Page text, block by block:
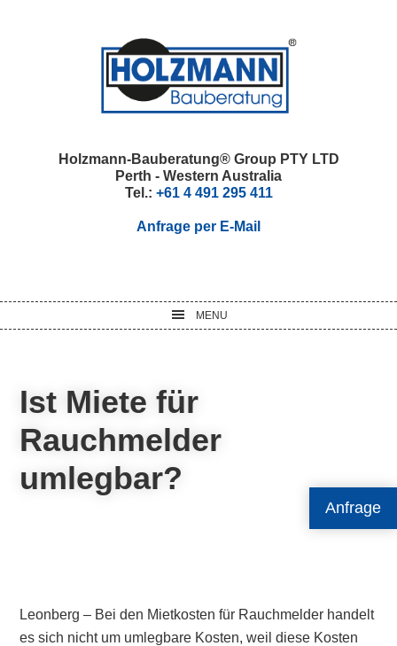
Anfrage
Holzmann-Bauberatung® Group PTY LTD
Perth - Western Australia
Tel.: +61 4 491 295 411
Anfrage per E-Mail
MENU
Ist Miete für
Rauchmelder
umlegbar?
Leonberg – Bei den Mietkosten für Rauchmelder handelt
es sich nicht um umlegbare Kosten, weil diese Kosten